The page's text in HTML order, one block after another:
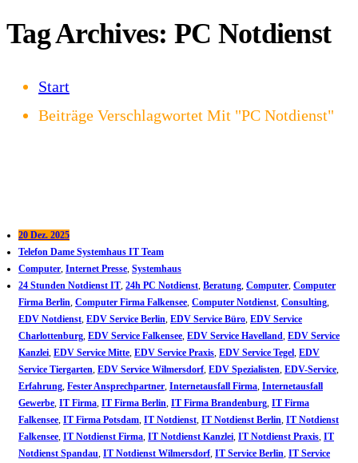
Tag Archives: PC Notdienst
Start
Beiträge Verschlagwortet Mit "PC Notdienst"
20 Dez. 2025
Telefon Dame Systemhaus IT Team
Computer Internet Presse Systemhaus
24 Stunden Notdienst IT 24h PC Notdienst Beratung Computer Computer
Firma Berlin Computer Firma Falkensee Computer Notdienst Consulting
EDV Notdienst EDV Service Berlin EDV Service Büro EDV Service
Charlottenburg EDV Service Falkensee EDV Service Havelland EDV Service
Kanzlei EDV Service Mitte EDV Service Praxis EDV Service Tegel EDV
Service Tiergarten EDV Service Wilmersdorf, EDV Spezialisten EDV-Service
Erfahrung Fester Ansprechpartner Internetausfall Firma Internetausfall
Gewerbe IT Firma IT Firma Berlin IT Firma Brandenburg IT Firma
Falkensee IT Firma Potsdam IT Notdienst IT Notdienst Berlin IT Notdienst
Falkensee IT Notdienst Firma IT Notdienst Kanzlei IT Notdienst Praxis IT
Notdienst Spandau IT Notdienst Wilmersdorf, IT Service Berlin IT Service